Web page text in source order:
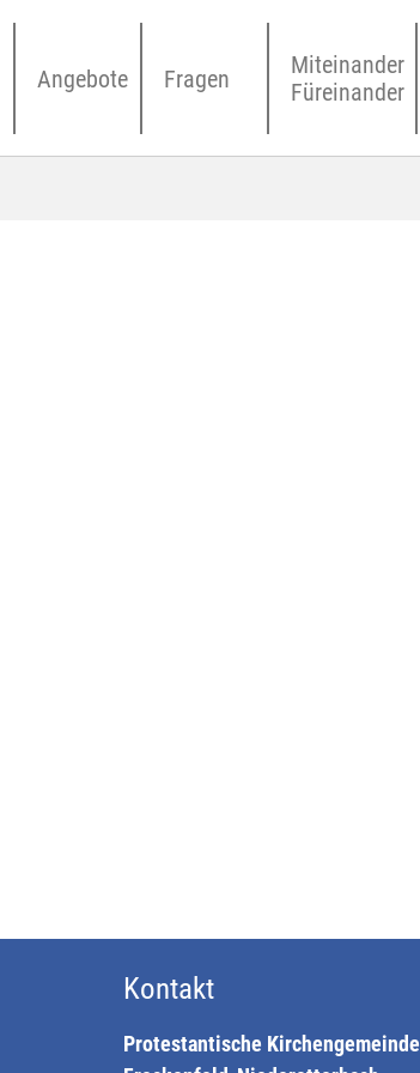
Angebote Fragen
Miteinander
Füreinander
Kontakt
Protestantische Kirchengemeinde